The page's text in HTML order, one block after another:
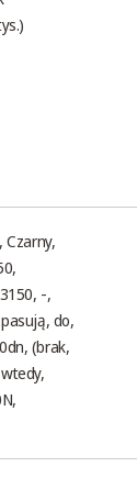
Czarny,
-,
do,
(brak,